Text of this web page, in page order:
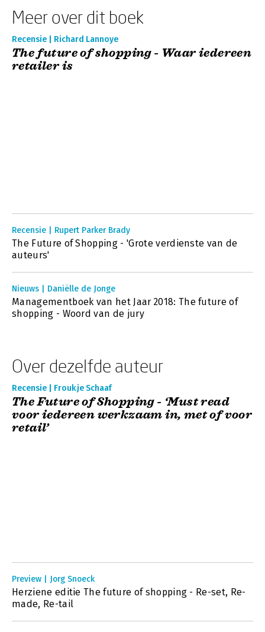
Meer over dit boek
Recensie | Richard Lannoye
The future of shopping - Waar iedereen
retailer is
Recensie | Rupert Parker Brady
The Future of Shopping - 'Grote verdienste van de
auteurs'
Nieuws | Daniëlle de Jonge
Managementboek van het Jaar 2018: The future of
shopping - Woord van de jury
Over dezelfde auteur
Recensie | Froukje Schaaf
The Future of Shopping - ‘Must read
voor iedereen werkzaam in, met of voor
retail’
Preview | Jorg Snoeck
Herziene editie The future of shopping - Re-set, Re-
made, Re-tail